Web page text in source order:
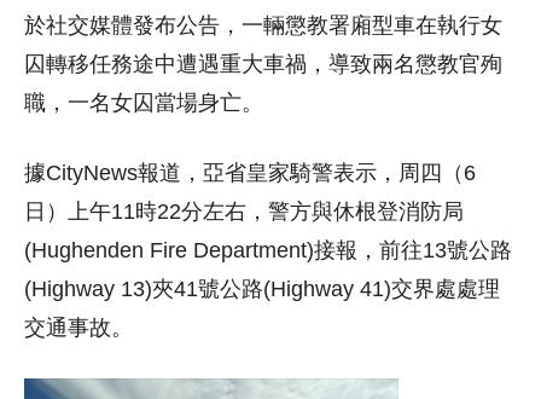
於社交媒體發布公告，一輛懲教署廂型車在執行女
囚轉移任務途中遭遇重大車禍，導致兩名懲教官殉
職，一名女囚當場身亡。
據CityNews報道，亞省皇家騎警表示，周四（6
日）上午11時22分左右，警方與休根登消防局
(Hughenden Fire Department)接報，前往13號公路
(Highway 13)夾41號公路(Highway 41)交界處處理
交通事故。